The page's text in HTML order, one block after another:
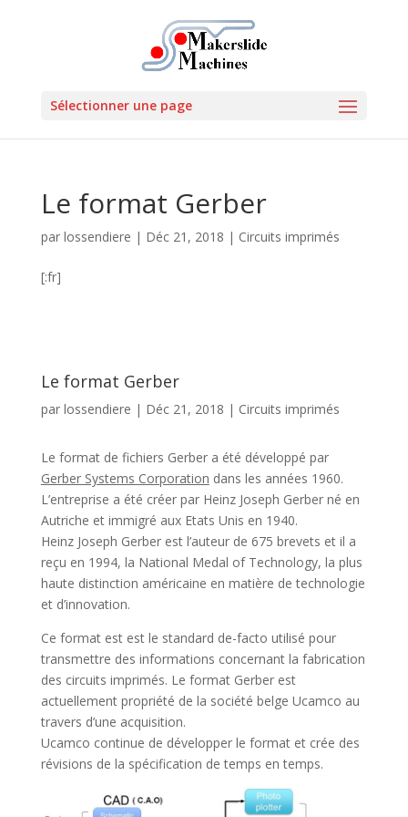
Sélectionner une page
Le format Gerber
par lossendiere | Déc 21, 2018 | Circuits imprimés
[:fr]
Le format Gerber
par lossendiere | Déc 21, 2018 | Circuits imprimés
Le format de fichiers Gerber a été développé par
Gerber Systems Corporation dans les années 1960.
L’entreprise a été créer par Heinz Joseph Gerber né en
Autriche et immigré aux Etats Unis en 1940.
Heinz Joseph Gerber est l’auteur de 675 brevets et il a
reçu en 1994, la National Medal of Technology, la plus
haute distinction américaine en matière de technologie
et d’innovation.
Ce format est est le standard de-facto utilisé pour
transmettre des informations concernant la fabrication
des circuits imprimés. Le format Gerber est
actuellement propriété de la société belge Ucamco au
travers d’une acquisition.
Ucamco continue de développer le format et crée des
révisions de la spécification de temps en temps.